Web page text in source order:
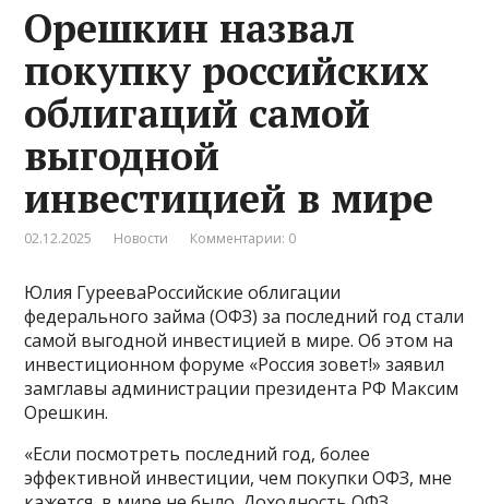
Орешкин назвал
покупку российских
облигаций самой
выгодной
инвестицией в мире
02.12.2025 Новости Комментарии: 0
Юлия ГурееваРоссийские облигации
федерального займа (ОФЗ) за последний год стали
самой выгодной инвестицией в мире. Об этом на
инвестиционном форуме «Россия зовет!» заявил
замглавы администрации президента РФ Максим
Орешкин.
«Если посмотреть последний год, более
эффективной инвестиции, чем покупки ОФЗ, мне